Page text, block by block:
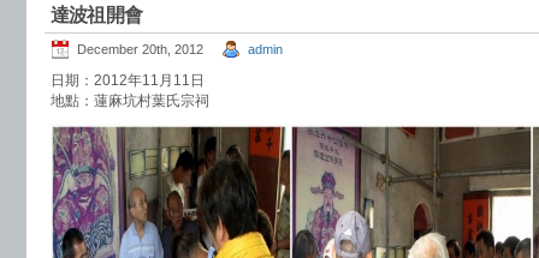
達波祖開會
December 20th, 2012 admin
日期：2012年11月11日
地點：蓮麻坑村葉氏宗祠